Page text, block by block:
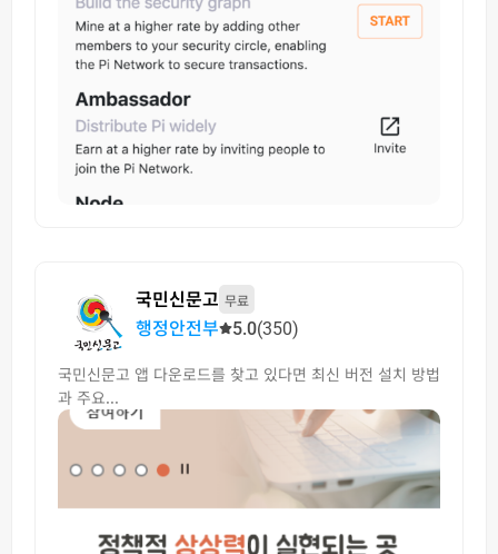
국민신문고 무료
행정안전부 5.0(350)
국민신문고 앱 다운로드를 찾고 있다면 최신 버전 설치 방법
과 주요...